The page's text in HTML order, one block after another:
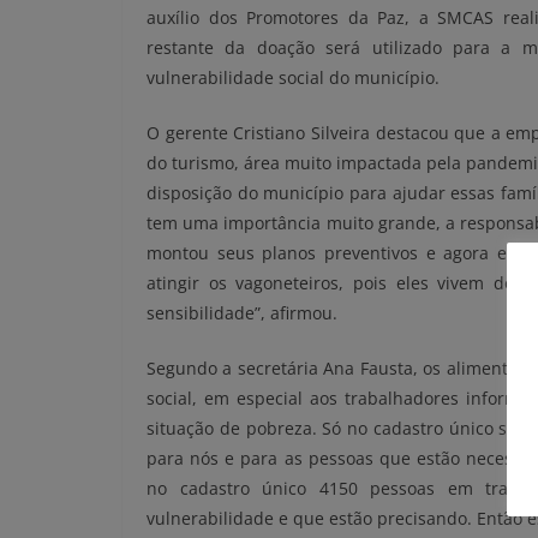
auxílio dos Promotores da Paz, a SMCAS
restante da doação será utilizado para a
vulnerabilidade social do município.
O gerente Cristiano Silveira destacou que a
do turismo, área muito impactada pela
disposição do município para ajudar essas
tem uma importância muito grande, a
montou seus planos preventivos e agora
atingir os vagoneteiros, pois eles vivem do
sensibilidade”, afirmou.
Segundo a secretária Ana Fausta, os
social, em especial aos trabalhadores
situação de pobreza. Só no cadastro único são
para nós e para as pessoas que estão
no cadastro único 4150 pessoas em
vulnerabilidade e que estão precisando. Então